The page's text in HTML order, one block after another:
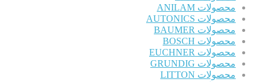
محصولات ANILAM
محصولات AUTONICS
محصولات BAUMER
محصولات BOSCH
محصولات EUCHNER
محصولات GRUNDIG
محصولات LITTON